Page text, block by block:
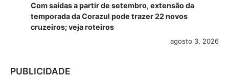
Com saídas a partir de setembro, extensão da
temporada da Corazul pode trazer 22 novos
cruzeiros; veja roteiros
agosto 3, 2026
PUBLICIDADE